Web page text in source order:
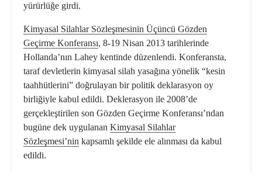
yürürlüğe girdi.
Kimyasal Silahlar Sözleşmesinin Üçüncü Gözden
Geçirme Konferansı, 8-19 Nisan 2013 tarihlerinde
Hollanda’nın Lahey kentinde düzenlendi. Konferansta,
taraf devletlerin kimyasal silah yasağına yönelik “kesin
taahhütlerini” doğrulayan bir politik deklarasyon oy
birliğiyle kabul edildi. Deklerasyon ile 2008’de
gerçekleştirilen son Gözden Geçirme Konferansı’ndan
bugüne dek uygulanan Kimyasal Silahlar
Sözleşmesi’nin kapsamlı şekilde ele alınması da kabul
edildi.